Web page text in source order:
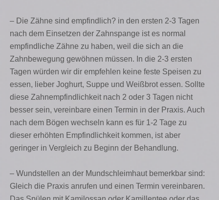
– Die Zähne sind empfindlich? in den ersten 2-3 Tagen
nach dem Einsetzen der Zahnspange ist es normal
empfindliche Zähne zu haben, weil die sich an die
Zahnbewegung gewöhnen müssen. In die 2-3 ersten
Tagen würden wir dir empfehlen keine feste Speisen zu
essen, lieber Joghurt, Suppe und Weißbrot essen. Sollte
diese Zahnempfindlichkeit nach 2 oder 3 Tagen nicht
besser sein, vereinbare einen Termin in der Praxis. Auch
nach dem Bögen wechseln kann es für 1-2 Tage zu
dieser erhöhten Empfindlichkeit kommen, ist aber
geringer in Vergleich zu Beginn der Behandlung.
– Wundstellen an der Mundschleimhaut bemerkbar sind:
Gleich die Praxis anrufen und einen Termin vereinbaren.